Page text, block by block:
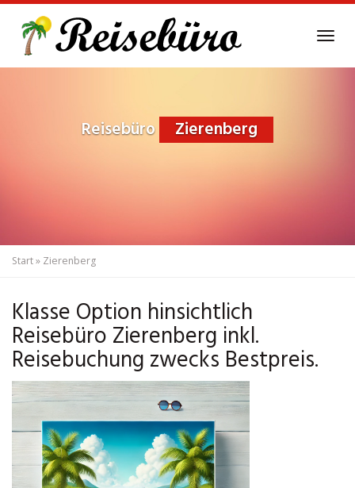
main
Reisebüro Zierenberg
Start» Zierenberg
Klasse Option hinsichtlich
Reisebüro Zierenberg inkl.
Reisebuchung zwecks Bestpreis.